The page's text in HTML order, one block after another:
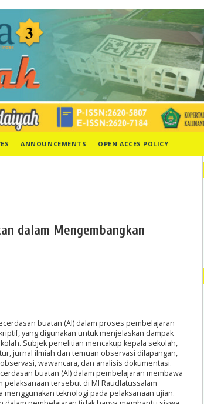
ANNOUNCEMENTS OPEN ACCES POLICY
dalam Mengembangkan
buatan (AI) dalam proses pembelajaran
yang digunakan untuk menjelaskan dampak
Subjek penelitian mencakup kepala sekolah,
jurnal ilmiah dan temuan observasi dilapangan,
wawancara, dan analisis dokumentasi.
buatan (AI) dalam pembelajaran membawa
pelaksanaan tersebut di MI Raudlatussalam
teknologi pada pelaksanaan ujian.